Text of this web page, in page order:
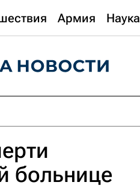
Армия Наука
больнице